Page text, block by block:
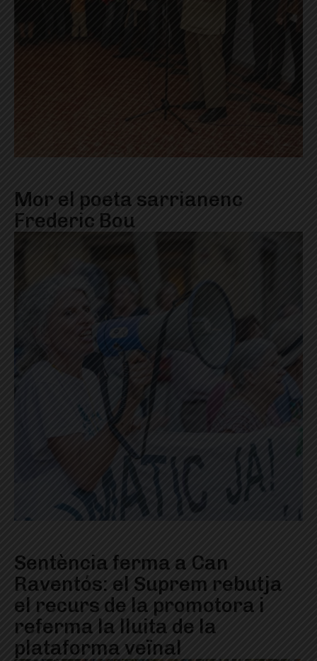
Mor el poeta sarrianenc
Frederic Bou
Sentència ferma a Can
Raventós: el Suprem rebutja
el recurs de la promotora i
referma la lluita de la
plataforma veïnal